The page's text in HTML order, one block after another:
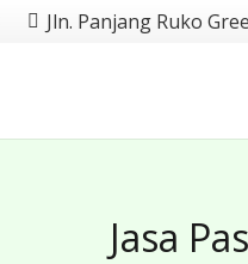
Jln. Panjang Ruko
Jasa